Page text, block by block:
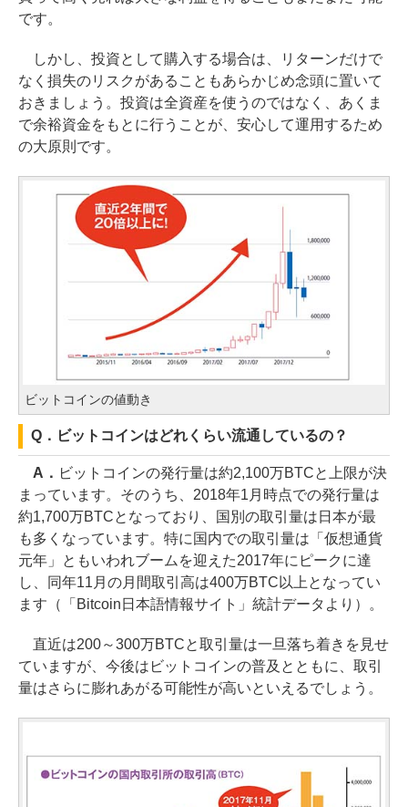
です。
しかし、投資として購入する場合は、リターンだけで
なく損失のリスクがあることもあらかじめ念頭に置いて
おきましょう。投資は全資産を使うのではなく、あくま
で余裕資金をもとに行うことが、安心して運用するため
の大原則です。
ビットコインの値動き
Q．ビットコインはどれくらい流通しているの？
A． ビットコインの発行量は約2,100万BTCと上限が決
まっています。そのうち、2018年1月時点での発行量は
約1,700万BTCとなっており、国別の取引量は日本が最
も多くなっています。特に国内での取引量は「仮想通貨
元年」ともいわれブームを迎えた2017年にピークに達
し、同年11月の月間取引高は400万BTC以上となってい
ます（「Bitcoin日本語情報サイト」統計データより）。
直近は200～300万BTCと取引量は一旦落ち着きを見せ
ていますが、今後はビットコインの普及とともに、取引
量はさらに膨れあがる可能性が高いといえるでしょう。